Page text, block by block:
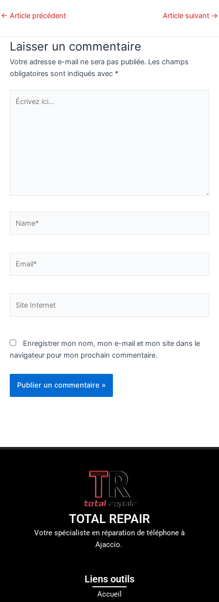
← Article précédent Article suivant →
Laisser un commentaire
Votre adresse e-mail ne sera pas publiée. Les champs
obligatoires sont indiqués avec *
Écrivez
Internet
Enregistrer mon nom, mon e-mail et mon site dans le
navigateur pour mon prochain commentaire.
TOTAL REPAIR
Votre spécialiste en réparation de téléphone à
Ajaccio.
Liens outils
Accueil